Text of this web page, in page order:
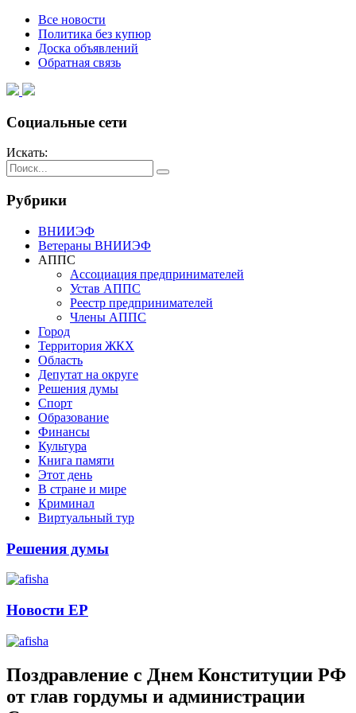
Все новости
Политика без купюр
Доска объявлений
Обратная связь
Социальные сети
Искать:
Рубрики
ВНИИЭФ
Ветераны ВНИИЭФ
АППС
Ассоциация предпринимателей
Устав АППС
Реестр предпринимателей
Члены АППС
Город
Территория ЖКХ
Область
Депутат на округе
Решения думы
Спорт
Образование
Финансы
Культура
Книга памяти
Этот день
В стране и мире
Криминал
Виртуальный тур
Решения думы
Новости ЕР
Поздравление с Днем Конституции РФ
от глав гордумы и администрации